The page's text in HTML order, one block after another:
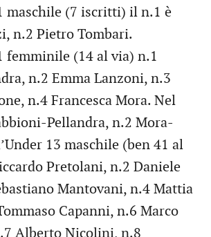
maschile (7 iscritti) il n.1 è
n.2 Pietro Tombari.
femminile (14 al via) n.1
n.2 Emma Lanzoni, n.3
n.4 Francesca Mora. Nel
Pellandra, n.2 Mora-
13 maschile (ben 41 al
Pretolani, n.2 Daniele
Mantovani, n.4 Mattia
Capanni, n.6 Marco